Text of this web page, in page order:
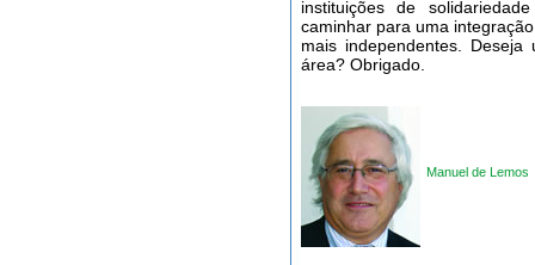
instituições de
caminhar para uma
mais independentes.
área? Obrigado.
Manuel de Lemos